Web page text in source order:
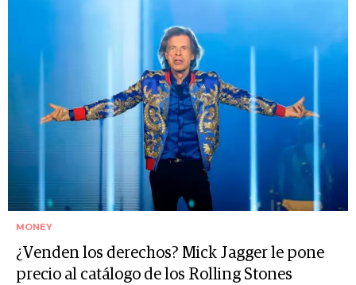
MONEY
¿Venden los derechos? Mick Jagger le pone
precio al catálogo de los Rolling Stones